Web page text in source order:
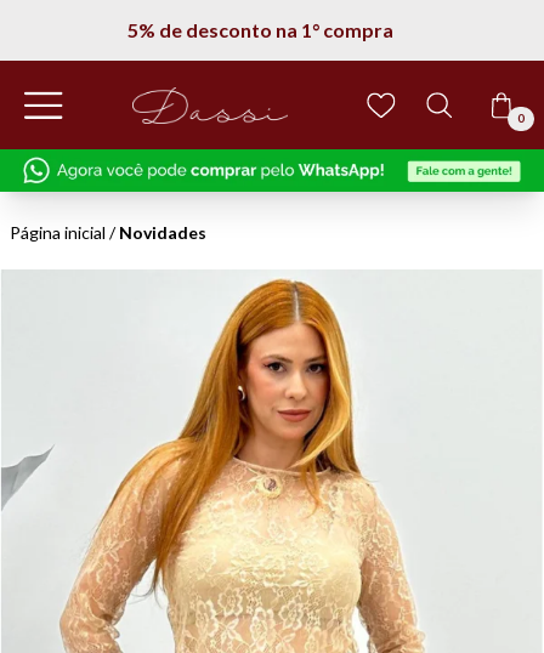
5% de desconto na 1° compra
0
Página inicial /Novidades